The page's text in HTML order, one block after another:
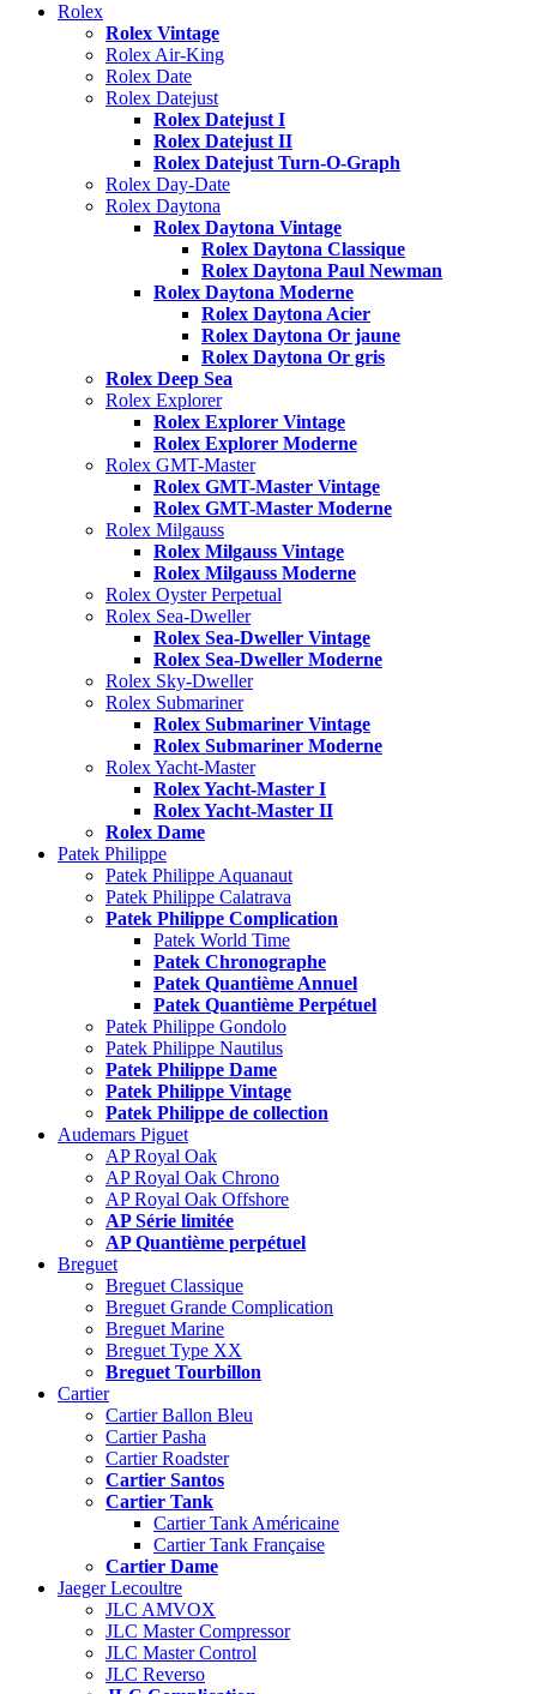
Rolex
Rolex Vintage
Rolex Air-King
Rolex Date
Rolex Datejust
Rolex Datejust I
Rolex Datejust II
Rolex Datejust Turn-O-Graph
Rolex Day-Date
Rolex Daytona
Rolex Daytona Vintage
Rolex Daytona Classique
Rolex Daytona Paul Newman
Rolex Daytona Moderne
Rolex Daytona Acier
Rolex Daytona Or jaune
Rolex Daytona Or gris
Rolex Deep Sea
Rolex Explorer
Rolex Explorer Vintage
Rolex Explorer Moderne
Rolex GMT-Master
Rolex GMT-Master Vintage
Rolex GMT-Master Moderne
Rolex Milgauss
Rolex Milgauss Vintage
Rolex Milgauss Moderne
Rolex Oyster Perpetual
Rolex Sea-Dweller
Rolex Sea-Dweller Vintage
Rolex Sea-Dweller Moderne
Rolex Sky-Dweller
Rolex Submariner
Rolex Submariner Vintage
Rolex Submariner Moderne
Rolex Yacht-Master
Rolex Yacht-Master I
Rolex Yacht-Master II
Rolex Dame
Patek Philippe
Patek Philippe Aquanaut
Patek Philippe Calatrava
Patek Philippe Complication
Patek World Time
Patek Chronographe
Patek Quantième Annuel
Patek Quantième Perpétuel
Patek Philippe Gondolo
Patek Philippe Nautilus
Patek Philippe Dame
Patek Philippe Vintage
Patek Philippe de collection
Audemars Piguet
AP Royal Oak
AP Royal Oak Chrono
AP Royal Oak Offshore
AP Série limitée
AP Quantième perpétuel
Breguet
Breguet Classique
Breguet Grande Complication
Breguet Marine
Breguet Type XX
Breguet Tourbillon
Cartier
Cartier Ballon Bleu
Cartier Pasha
Cartier Roadster
Cartier Santos
Cartier Tank
Cartier Tank Américaine
Cartier Tank Française
Cartier Dame
Jaeger Lecoultre
JLC AMVOX
JLC Master Compressor
JLC Master Control
JLC Reverso